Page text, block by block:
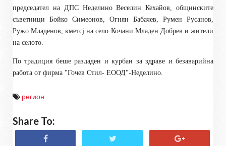
председател на ДПС Неделино Веселин Кехайов, общинските
съветници Бойко Симеонов, Огнян Бабачев, Румен Русанов,
Ружо Младенов, кметcj на село Кочани Младен Добрев и жители
на селото.
По традиция беше раздаден и курбан за здраве и безаварийна
работа от фирма "Гочев Стил- ЕООД"-Неделино.
регион
Share To: